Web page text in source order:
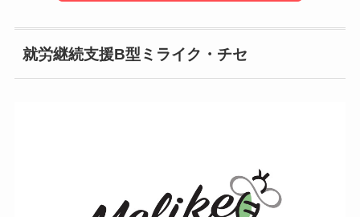
就労継続支援B型ミライク・チセ